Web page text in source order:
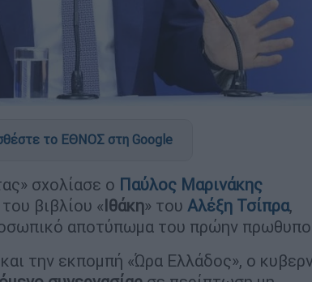
το ΕΘΝΟΣ στη Google
σχολίασε ο Παύλος Μαρινάκης
βιβλίου «Ιθάκη» του Αλέξη Τσίπρα,
αποτύπωμα του πρώην
την εκπομπή «Ώρα Ελλάδος», ο